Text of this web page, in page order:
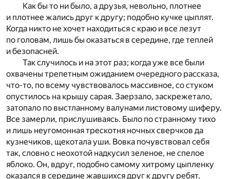
Как бы то ни было, а друзья, невольно, плотнее
и плотнее жались друг к другу; подобно кучке цыплят.
Когда никто не хочет находиться с краю и все лезут
по головам, лишь бы оказаться в середине, где теплей
и безопасней.
Так случилось и на этот раз; когда уже все были
охвачены трепетным ожиданием очередного рассказа,
что-то, по всему чувствовалось массивное, со стуком
опустилось на крышу сарая. Заерзало, заскрежетало,
затопало по выстланному валунами листовому шиферу.
Все замерли, прислушиваясь. Было по странному тихо
и лишь неугомонная трескотня ночных сверчков да
кузнечиков, щекотала уши. Вовка почувствовал себя
так, словно с неохотой надкусил зеленое, не спелое
яблоко. Он, вдруг, подобно самому хитрому цыпленку
оказался в середине жавшихся друг к другу ребят.